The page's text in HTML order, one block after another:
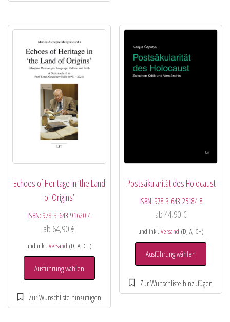
Echoes of Heritage in ‘the Land
of Origins’
ISBN:978-3-643-91620-4
ab 64,90€
und inkl.Versand (D, A, CH)
Ausführung wählen
Postsäkularität des Holocaust
ISBN: 978-3-643-25184-8
ab44,90 €
und inkl. Versand (D, A, CH)
Ausführung wählen